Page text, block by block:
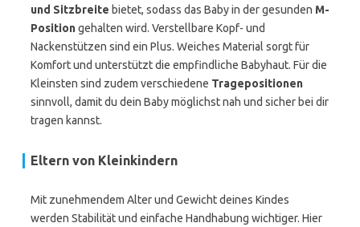
und Sitzbreite bietet, sodass das Baby in der gesunden M-
Positiongehalten wird. Verstellbare Kopf- und
Nackenstützen sind ein Plus. Weiches Material sorgt für
Komfort und unterstützt die empfindliche Babyhaut. Für die
Kleinsten sind zudem verschiedene Tragepositionen
sinnvoll, damit du dein Baby möglichst nah und sicher bei dir
tragen kannst.
Eltern von Kleinkindern
Mit zunehmendem Alter und Gewicht deines Kindes
werden Stabilität und einfache Handhabung wichtiger. Hier